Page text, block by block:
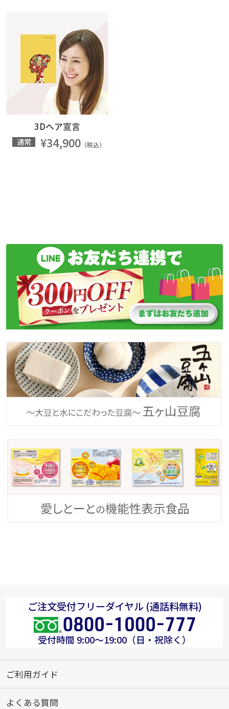
3Dヘア宣言
通常 ¥34,900 （税込）
ご注文受付フリーダイヤル (通話料無料)
受付時間 9:00～19:00（日・祝除く）
ご利用ガイド
よくある質問